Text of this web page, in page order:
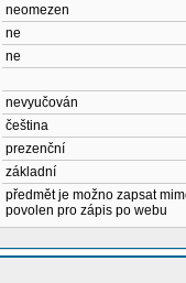
neomezen
ne
ne
nevyučován
čeština
prezenční
základní
předmět je možno zapsat
povolen pro zápis po webu